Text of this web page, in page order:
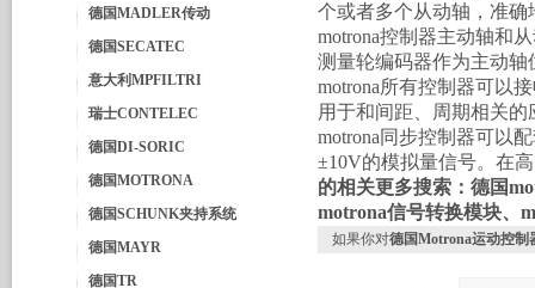
德国MADLER传动
德国SECATEC
意大利MPFILTRI
瑞士CONTELEC
德国DI-SORIC
德国MOTRONA
德国SCHUNK夹持系统
德国MAYR
德国TR
个或者多个从动轴，准
motrona控制器主动轴和
测量轮编码器作为主动
motrona所有控制器可以
用于和间距、周期相关的
motrona同步控制器可以
±10V的模拟量信号。在
的相关更多搜索：德国
motrona信号转换模块、
如果你对德国Motrona运动控制